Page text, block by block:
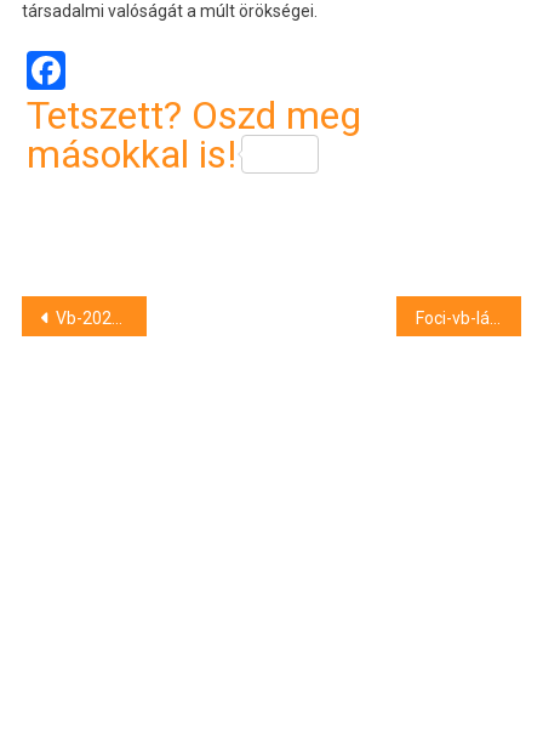
társadalmi valóságát a múlt örökségei.
Tetszett? Oszd meg
másokkal is!
Bejegyzés
Vb-2026 – Letartóztattak két német állampolgárságú bosnyák szurkolót Torontóban Foci-vb-láz a kaliforniai tengerparton – helyszíni tudósítás